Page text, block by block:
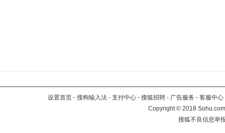
设置首页 - 搜狗输入法 - 支付中心 - 搜狐招聘 - 广告服务 - 客服中心
Copyright©2018
搜狐不良信息举